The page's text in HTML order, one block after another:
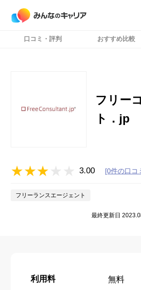
口コミ・評判 おすすめ比較
フリー
ト．jp
3.00 [0件の口コ
フリーランスエージェント
最終更新日
利用料 無料